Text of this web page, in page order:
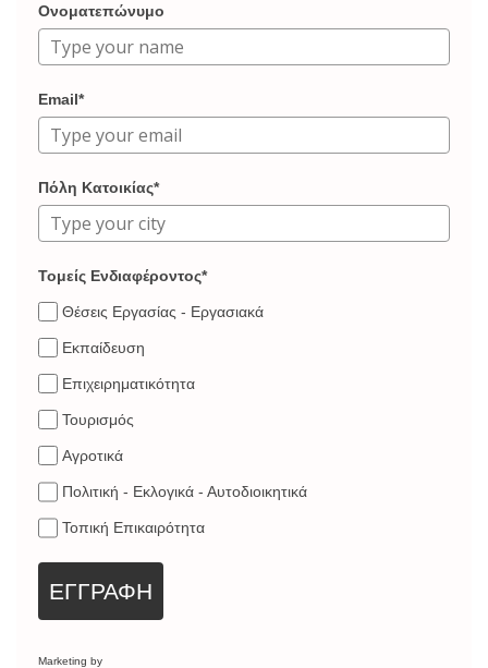
Ονοματεπώνυμο
Email*
Πόλη Κατοικίας*
Τομείς Ενδιαφέροντος*
Θέσεις Εργασίας - Εργασιακά
Εκπαίδευση
Επιχειρηματικότητα
Τουρισμός
Αγροτικά
Πολιτική - Εκλογικά - Αυτοδιοικητικά
Τοπική Επικαιρότητα
ΕΓΓΡΑΦΗ
Marketing by